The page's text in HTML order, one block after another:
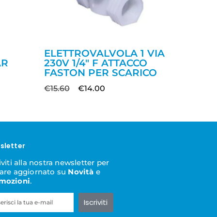
ELETTROVALVOLA 1 VIA
230V 1/4″ F ATTACCO
FASTON PER SCARICO
€15.60 €14.00
alla nostra newsletter per
aggiornato su Novità e
.
Iscriviti